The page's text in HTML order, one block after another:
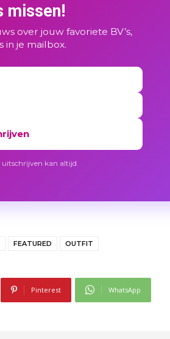
missen!
over jouw favoriete BV’s,
in je mailbox.
kan altijd.
FEATURED OUTFIT
Pinterest WhatsApp